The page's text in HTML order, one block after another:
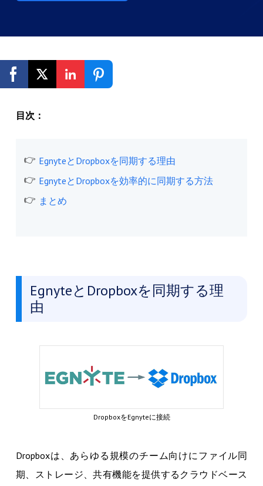
無料登録
目次：
EgnyteとDropboxを同期する理由
EgnyteとDropboxを効率的に同期する方法
まとめ
EgnyteとDropboxを同期する理
由
DropboxをEgnyteに接続
Dropboxは、あらゆる規模のチーム向けにファイル同
期、ストレージ、共有機能を提供するクラウドベース